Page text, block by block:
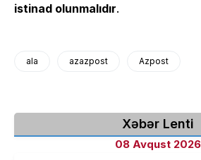
istinad olunmalıdır.
ala azazpost Azpost
Xəbər Lenti
08 Avqust 2026